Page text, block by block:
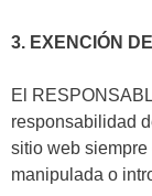
3. EXENCIÓN
El
responsabilidad
sitio web
manipulada o